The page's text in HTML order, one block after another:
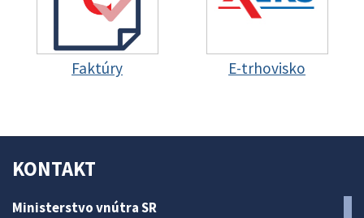
Faktúry E-trhovisko
KONTAKT
Ministerstvo vnútra SR